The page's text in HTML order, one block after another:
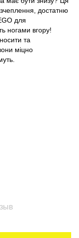
достатню
для
ногами вгору!
та
міцно